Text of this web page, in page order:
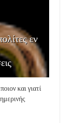
εν
και γιατί